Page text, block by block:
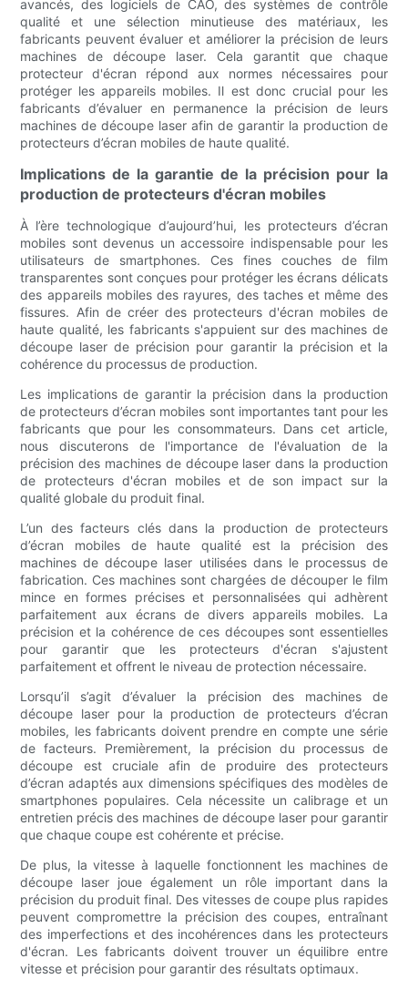
avancés, des logiciels de CAO, des systèmes de contrôle
qualité et une sélection minutieuse des matériaux, les
fabricants peuvent évaluer et améliorer la précision de leurs
machines de découpe laser. Cela garantit que chaque
protecteur d'écran répond aux normes nécessaires pour
protéger les appareils mobiles. Il est donc crucial pour les
fabricants d’évaluer en permanence la précision de leurs
machines de découpe laser afin de garantir la production de
protecteurs d’écran mobiles de haute qualité.
Implications de la garantie de la précision pour la
production de protecteurs d'écran mobiles
À l’ère technologique d’aujourd’hui, les protecteurs d’écran
mobiles sont devenus un accessoire indispensable pour les
utilisateurs de smartphones. Ces fines couches de film
transparentes sont conçues pour protéger les écrans délicats
des appareils mobiles des rayures, des taches et même des
fissures. Afin de créer des protecteurs d'écran mobiles de
haute qualité, les fabricants s'appuient sur des machines de
découpe laser de précision pour garantir la précision et la
cohérence du processus de production.
Les implications de garantir la précision dans la production
de protecteurs d’écran mobiles sont importantes tant pour les
fabricants que pour les consommateurs. Dans cet article,
nous discuterons de l'importance de l'évaluation de la
précision des machines de découpe laser dans la production
de protecteurs d'écran mobiles et de son impact sur la
qualité globale du produit final.
L’un des facteurs clés dans la production de protecteurs
d’écran mobiles de haute qualité est la précision des
machines de découpe laser utilisées dans le processus de
fabrication. Ces machines sont chargées de découper le film
mince en formes précises et personnalisées qui adhèrent
parfaitement aux écrans de divers appareils mobiles. La
précision et la cohérence de ces découpes sont essentielles
pour garantir que les protecteurs d'écran s'ajustent
parfaitement et offrent le niveau de protection nécessaire.
Lorsqu’il s’agit d’évaluer la précision des machines de
découpe laser pour la production de protecteurs d’écran
mobiles, les fabricants doivent prendre en compte une série
de facteurs. Premièrement, la précision du processus de
découpe est cruciale afin de produire des protecteurs
d’écran adaptés aux dimensions spécifiques des modèles de
smartphones populaires. Cela nécessite un calibrage et un
entretien précis des machines de découpe laser pour garantir
que chaque coupe est cohérente et précise.
De plus, la vitesse à laquelle fonctionnent les machines de
découpe laser joue également un rôle important dans la
précision du produit final. Des vitesses de coupe plus rapides
peuvent compromettre la précision des coupes, entraînant
des imperfections et des incohérences dans les protecteurs
d'écran. Les fabricants doivent trouver un équilibre entre
vitesse et précision pour garantir des résultats optimaux.